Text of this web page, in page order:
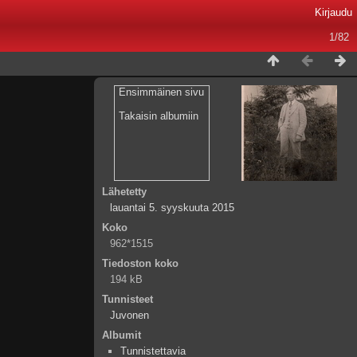
Kirjaudu
1/82
Ensimmäinen sivu
Takaisin albumiin
Lähetetty
lauantai 5. syyskuuta 2015
Koko
962*1515
Tiedoston koko
194 kB
Tunnisteet
Juvonen
Albumit
Tunnistettavia